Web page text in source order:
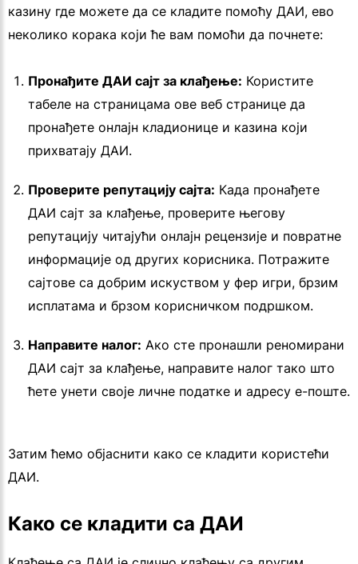
казину где можете да се кладите помоћу ДАИ, ево
неколико корака који ће вам помоћи да почнете:
Пронађите ДАИ сајт за клађење: Користите
табеле на страницама ове веб странице да
пронађете онлајн кладионице и казина који
прихватају ДАИ.
Проверите репутацију сајта: Када пронађете
ДАИ сајт за клађење, проверите његову
репутацију читајући онлајн рецензије и повратне
информације од других корисника. Потражите
сајтове са добрим искуством у фер игри, брзим
исплатама и брзом корисничком подршком.
Направите налог: Ако сте пронашли реномирани
ДАИ сајт за клађење, направите налог тако што
ћете унети своје личне податке и адресу е-поште.
Затим ћемо објаснити како се кладити користећи
ДАИ.
Како се кладити са ДАИ